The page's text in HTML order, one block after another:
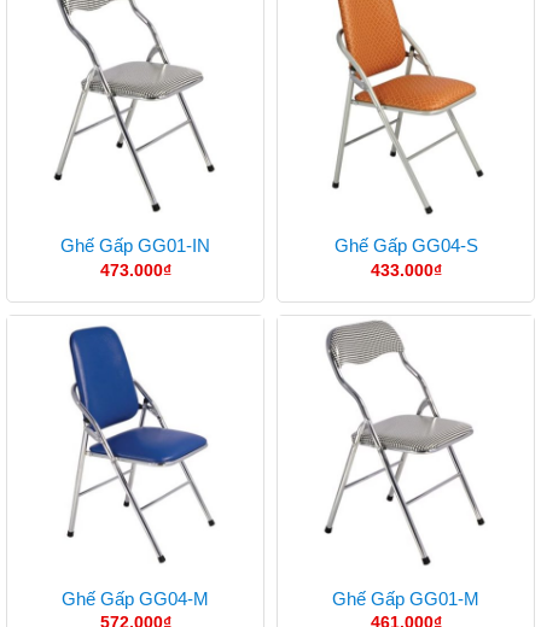
Ghế Gấp GG01-IN
473.000₫
Ghế Gấp GG04-S
433.000₫
Ghế Gấp GG04-M
572.000₫
Ghế Gấp GG01-M
461.000₫